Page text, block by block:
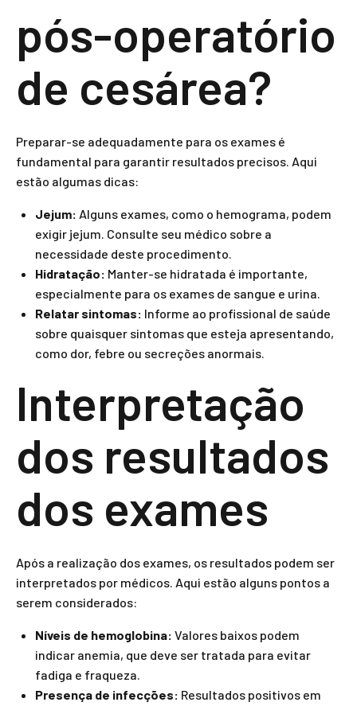
pós-operatório
de cesárea?
Preparar-se adequadamente para os exames é
fundamental para garantir resultados precisos. Aqui
estão algumas dicas:
Jejum: Alguns exames, como o hemograma, podem
exigir jejum. Consulte seu médico sobre a
necessidade deste procedimento.
Hidratação: Manter-se hidratada é importante,
especialmente para os exames de sangue e urina.
Relatar sintomas: Informe ao profissional de saúde
sobre quaisquer sintomas que esteja apresentando,
como dor, febre ou secreções anormais.
Interpretação
dos resultados
dos exames
Após a realização dos exames, os resultados podem ser
interpretados por médicos. Aqui estão alguns pontos a
serem considerados:
Níveis de hemoglobina: Valores baixos podem
indicar anemia, que deve ser tratada para evitar
fadiga e fraqueza.
Presença de infecções: Resultados positivos em